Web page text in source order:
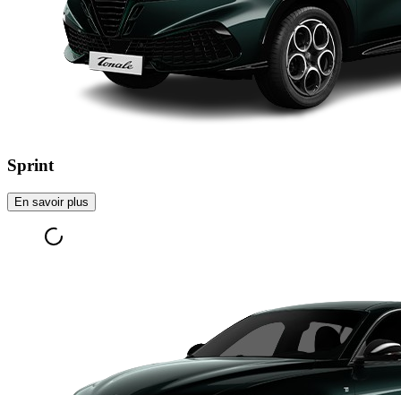
Sprint
En savoir plus